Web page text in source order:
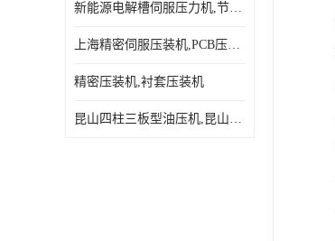
新能源电解槽伺服压力机,节能效果达80%以上
上海精密伺服压装机,PCB压接机,线路板压接机
精密压装机,衬套压装机
昆山四柱三板型油压机,昆山精密伺服压力机